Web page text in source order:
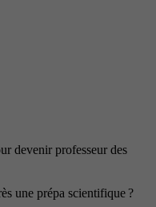
devenir professeur des
une prépa scientifique ?